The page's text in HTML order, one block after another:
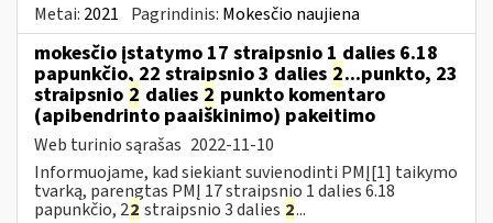
Metai: 2021 Pagrindinis: Mokesčio naujiena
mokesčio įstatymo 17 straipsnio 1 dalies 6.18
papunkčio, 22 straipsnio 3 dalies 2...punkto, 23
straipsnio 2 dalies 2 punkto komentaro
(apibendrinto paaiškinimo) pakeitimo
Web turinio sąrašas 2022-11-10
Informuojame, kad siekiant suvienodinti PMĮ[1] taikymo
tvarką, parengtas PMĮ 17 straipsnio 1 dalies 6.18
papunkčio, 22 straipsnio 3 dalies 2...